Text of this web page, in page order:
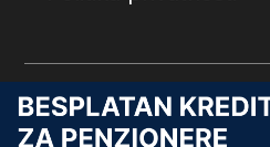
© 2026.Penzionerski centar